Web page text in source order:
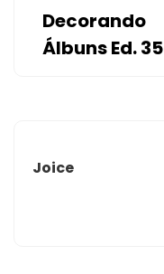
Decorando
Álbuns Ed. 35
Joice